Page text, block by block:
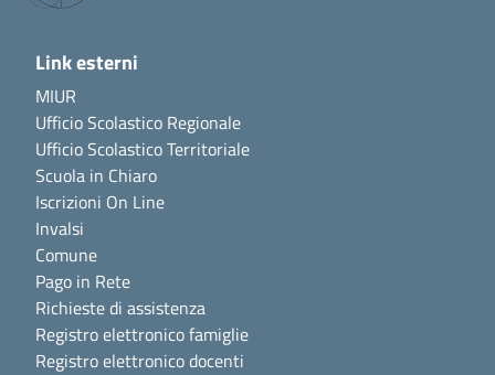
Link esterni
MIUR
Ufficio Scolastico Regionale
Ufficio Scolastico Territoriale
Scuola in Chiaro
Iscrizioni On Line
Invalsi
Comune
Pago in Rete
Richieste di assistenza
Registro elettronico famiglie
Registro elettronico docenti